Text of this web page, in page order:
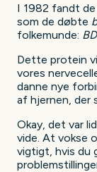
I 1982 fandt
som de døbte
folkemunde:
Dette protein
vores
danne nye
af hjernen, der
Okay, det var
vide. At vokse
vigtigt, hvis du